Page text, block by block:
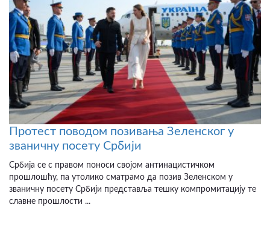
Протест поводом позивања Зеленског у
званичну посету Србији
Србија се с правом поноси својом антинацистичком
прошлошћу, па утолико сматрамо да позив Зеленском у
званичну посету Србији представља тешку компромитацију те
славне прошлости ...